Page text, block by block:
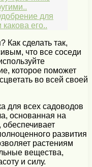
для
его..
Как сделать так,
что все соседи
которое поможет
во всей своей
для всех садоводов
основанная на
развития
растениям
вещества,
и силу.